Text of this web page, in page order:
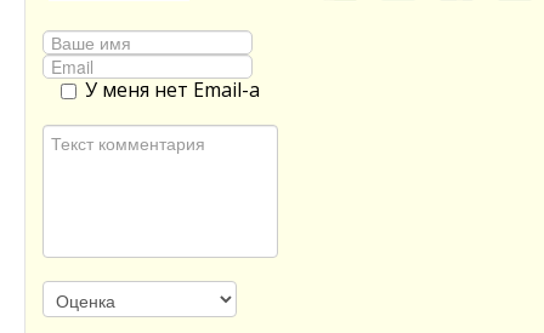
У меня нет Email-а